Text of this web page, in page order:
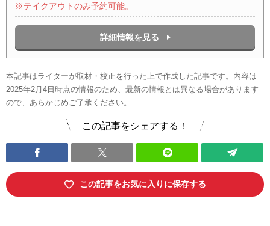
※テイクアウトのみ予約可能。
詳細情報を見る
本記事はライターが取材・校正を行った上で作成した記事です。内容は
2025年2月4日時点の情報のため、最新の情報とは異なる場合があります
ので、あらかじめご了承ください。
この記事をシェアする！
この記事をお気に入りに保存する